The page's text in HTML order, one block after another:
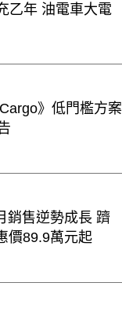
乙年 油電車大電
》低門檻方案
銷售逆勢成長 躋
價89.9萬元起